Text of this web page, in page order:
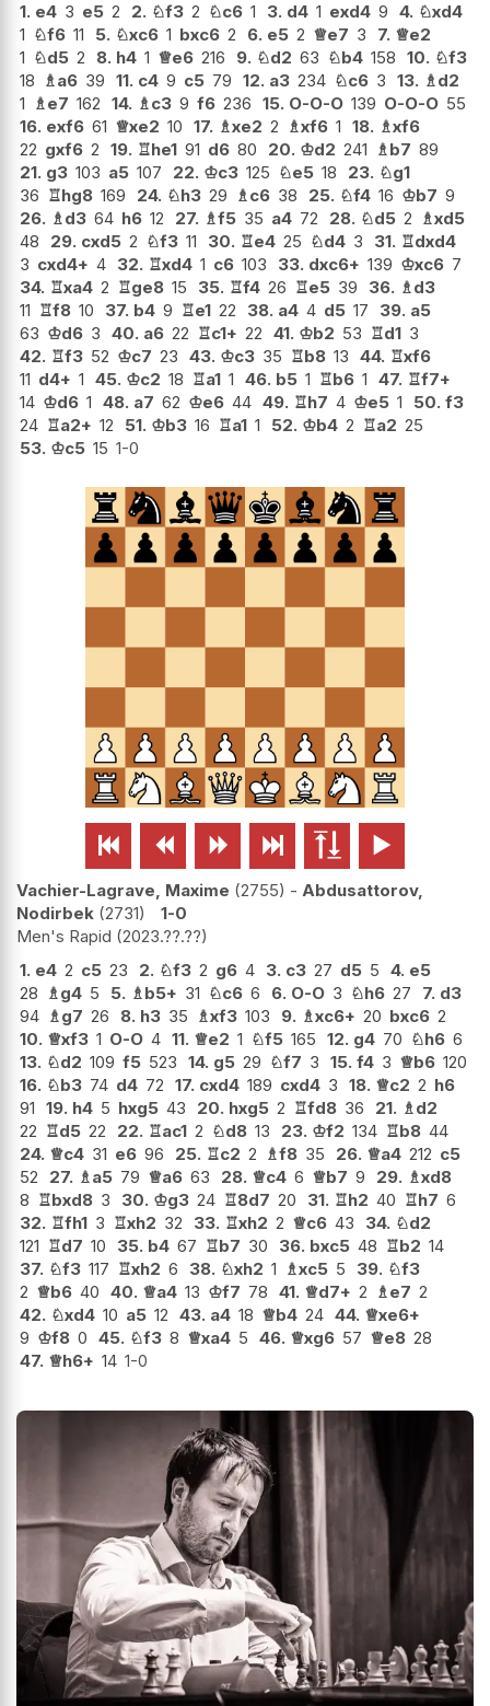
1. e4 3 e5 2 2. ♘f3 2 ♘c6 1 3. d4 1 exd4 9 4. ♘xd4
1 ♘f6 11 5. ♘xc6 1 bxc6 2 6. e5 2 ♕e7 3 7. ♕e2
1 ♘d5 2 8. h4 1 ♕e6 216 9. ♘d2 63 ♘b4 158 10. ♘f3
18 ♗a6 39 11. c4 9 c5 79 12. a3 234 ♘c6 3 13. ♗d2
1 ♗e7 162 14. ♗c3 9 f6 236 15. O-O-O 139 O-O-O 55
16. exf6 61 ♕xe2 10 17. ♗xe2 2 ♗xf6 1 18. ♗xf6
22 gxf6 2 19. ♖he1 91 d6 80 20. ♔d2 241 ♗b7 89
21. g3 103 a5 107 22. ♔c3 125 ♘e5 18 23. ♘g1
36 ♖hg8 169 24. ♘h3 29 ♗c6 38 25. ♘f4 16 ♔b7 9
26. ♗d3 64 h6 12 27. ♗f5 35 a4 72 28. ♘d5 2 ♗xd5
48
29. cxd5 2 ♘f3 11 30. ♖e4 25 ♘d4 3 31. ♖dxd4
3 cxd4+ 4 32. ♖xd4 1 c6 103 33. dxc6+ 139 ♔xc6 7
34. ♖xa4 2 ♖ge8 15 35. ♖f4 26 ♖e5 39 36. ♗d3
11 ♖f8 10 37. b4 9 ♖e1 22 38. a4 4 d5 17 39. a5
63 ♔d6 3 40. a6 22 ♖c1+ 22 41. ♔b2 53 ♖d1 3
42. ♖f3 52 ♔c7 23 43. ♔c3 35 ♖b8 13 44. ♖xf6
11 d4+ 1 45. ♔c2 18 ♖a1 1 46. b5 1 ♖b6 1 47. ♖f7+
14 ♔d6 1 48. a7 62 ♔e6 44 49. ♖h7 4 ♔e5 1 50. f3
24 ♖a2+ 12 51. ♔b3 16 ♖a1 1 52. ♔b4 2 ♖a2 25
53. ♔c5 15 1-0
     
Vachier-Lagrave, Maxime 2755 - Abdusattorov,
Nodirbek 2731
1-0
Men's Rapid 2023.??.??
1. e4 2 c5 23 2. ♘f3 2 g6 4 3. c3 27 d5 5 4. e5
28 ♗g4 5 5. ♗b5+ 31 ♘c6 6 6. O-O 3 ♘h6 27 7. d3
94 ♗g7 26 8. h3 35 ♗xf3 103 9. ♗xc6+ 20 bxc6 2
10. ♕xf3 1 O-O 4 11. ♕e2 1 ♘f5 165 12. g4 70 ♘h6 6
13. ♘d2 109 f5 523 14. g5 29 ♘f7 3 15. f4 3 ♕b6 120
16. ♘b3 74 d4 72 17. cxd4 189 cxd4 3 18. ♕c2 2 h6
91 19. h4 5 hxg5 43 20. hxg5 2 ♖fd8 36 21. ♗d2
22 ♖d5 22 22. ♖ac1 2 ♘d8 13 23. ♔f2 134 ♖b8 44
24. ♕c4 31 e6 96 25. ♖c2 2 ♗f8 35 26. ♕a4 212 c5
52
27. ♗a5 79 ♕a6 63 28. ♕c4 6 ♕b7 9 29. ♗xd8
8 ♖bxd8 3 30. ♔g3 24 ♖8d7 20 31. ♖h2 40 ♖h7 6
32. ♖fh1 3 ♖xh2 32 33. ♖xh2 2 ♕c6 43 34. ♘d2
121 ♖d7 10 35. b4 67 ♖b7 30 36. bxc5 48 ♖b2 14
37. ♘f3 117 ♖xh2 6 38. ♘xh2 1 ♗xc5 5 39. ♘f3
2 ♕b6 40 40. ♕a4 13 ♔f7 78 41. ♕d7+ 2 ♗e7 2
42. ♘xd4 10 a5 12 43. a4 18 ♕b4 24 44. ♕xe6+
9 ♔f8 0 45. ♘f3 8 ♕xa4 5 46. ♕xg6 57 ♕e8 28
47. ♕h6+ 14 1-0